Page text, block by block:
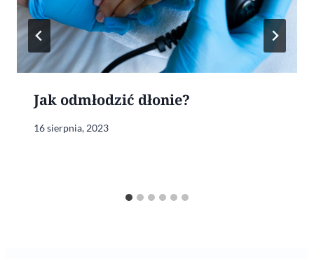
Jak odmłodzić dłonie?
16 sierpnia, 2023